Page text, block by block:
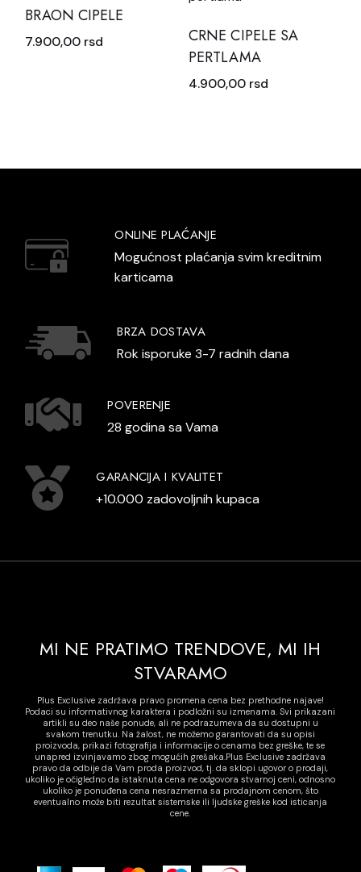
BRAON CIPELE
7.900,00 rsd
CRNE CIPELE SA
PERTLAMA
4.900,00 rsd
ONLINE PLAĆANJE
Mogućnost plaćanja svim kreditnim
karticama
BRZA DOSTAVA
Rok isporuke 3-7 radnih dana
POVERENJE
28 godina sa Vama
GARANCIJA I KVALITET
+10.000 zadovoljnih kupaca
MI NE PRATIMO TRENDOVE, MI IH
STVARAMO
Plus Exclusive zadržava pravo promena cena bez prethodne najave!
Podaci su informativnog karaktera i podložni su izmenama. Svi prikazani
artikli su deo naše ponude, ali ne podrazumeva da su dostupni u
svakom trenutku. Na žalost, ne možemo garantovati da su opisi
proizvoda, prikazi fotografija i informacije o cenama bez greške, te se
unapred izvinjavamo zbog mogućih grešaka.Plus Exclusive zadržava
pravo da odbije da Vam proda proizvod, tj. da sklopi ugovor o prodaji,
ukoliko je očigledno da istaknuta cena ne odgovora stvarnoj ceni, odnosno
ukoliko je ponuđena cena nesrazmerna sa prodajnom cenom, što
eventualno može biti rezultat sistemske ili ljudske greške kod isticanja
cene.